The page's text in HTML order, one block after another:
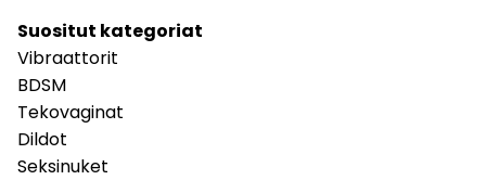
Suositut kategoriat
Vibraattorit
BDSM
Tekovaginat
Dildot
Seksinuket